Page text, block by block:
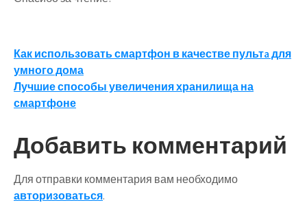
Навигация
по
записям
Как использовать смартфон в качестве пультa для
умного дома
Лучшие способы увеличения хранилища на
смартфоне
Добавить комментарий
Для отправки комментария вам необходимо
авторизоваться.